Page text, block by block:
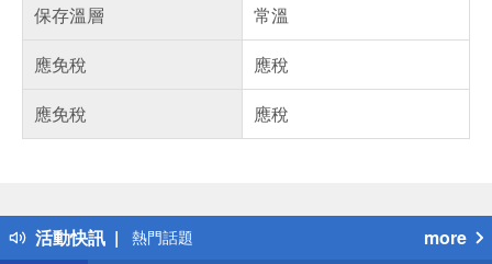
保存溫層
常溫
應免稅
應稅
應免稅
應稅
活動快訊
得獎公告
熱門話題
more